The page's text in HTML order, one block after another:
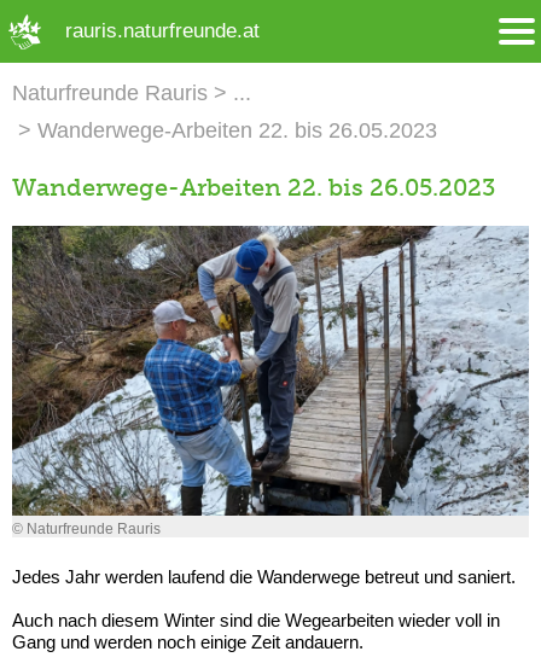
rauris.naturfreunde.at
Naturfreunde Rauris
Wanderwege-Arbeiten 22. bis 26.05.2023
Wanderwege-Arbeiten 22. bis 26.05.2023
© Naturfreunde Rauris
Jedes Jahr werden laufend die Wanderwege betreut und saniert.
Auch nach diesem Winter sind die Wegearbeiten wieder voll in
Gang und werden noch einige Zeit andauern.